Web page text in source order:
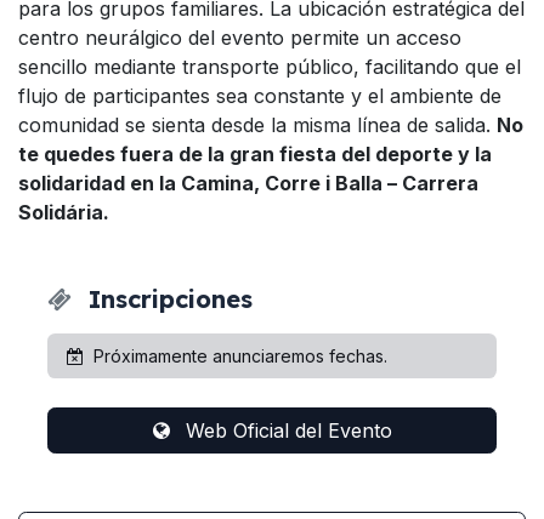
para los grupos familiares. La ubicación estratégica del
centro neurálgico del evento permite un acceso
sencillo mediante transporte público, facilitando que el
flujo de participantes sea constante y el ambiente de
comunidad se sienta desde la misma línea de salida. No
te quedes fuera de la gran fiesta del deporte y la
solidaridad en la Camina, Corre i Balla – Carrera
Solidária.
Inscripciones
Próximamente anunciaremos fechas.
Web Oficial del Evento